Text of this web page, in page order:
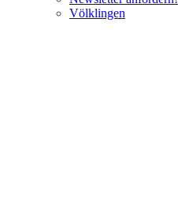
Völklingen